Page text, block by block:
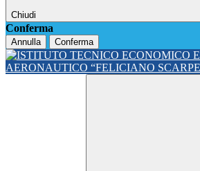
Chiudi
Conferma
Annulla Conferma